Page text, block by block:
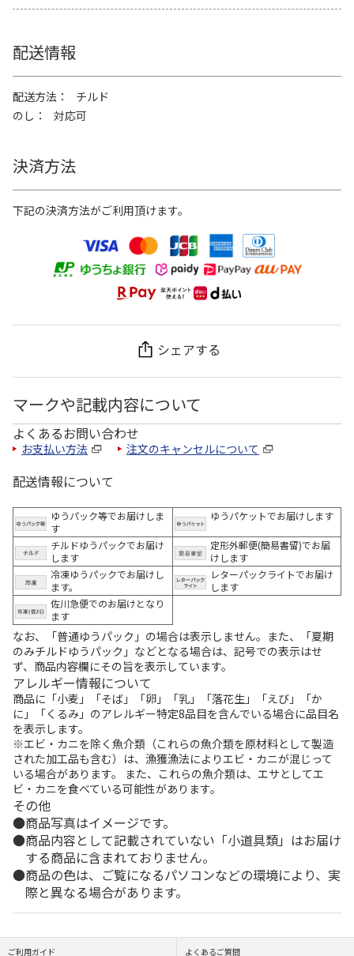
配送情報
配送方法
チルド
のし
対応可
決済方法
下記の決済方法がご利用頂けます。
シェアする
マークや記載内容について
よくあるお問い合わせ
お支払い方法 注文のキャンセルについて
配送情報について
ゆうパック等でお届けしま
す
ゆうパケットでお届けします
チルドゆうパックでお届け
します
定形外郵便(簡易書留)でお届
けします
冷凍ゆうパックでお届けし
ます。
レターパックライトでお届け
します
佐川急便でのお届けとなり
ます
なお、「普通ゆうパック」の場合は表示しません。また、「夏期
のみチルドゆうパック」などとなる場合は、記号での表示はせ
ず、商品内容欄にその旨を表示しています。
アレルギー情報について
商品に「小麦」「そば」「卵」「乳」「落花生」「えび」「か
に」「くるみ」のアレルギー特定8品目を含んでいる場合に品目名
を表示します。
※エビ・カニを除く魚介類（これらの魚介類を原材料として製造
された加工品も含む）は、漁獲漁法によりエビ・カニが混じって
いる場合があります。 また、これらの魚介類は、エサとしてエ
ビ・カニを食べている可能性があります。
その他
商品写真はイメージです。
商品内容として記載されていない「小道具類」はお届け
する商品に含まれておりません。
商品の色は、ご覧になるパソコンなどの環境により、実
際と異なる場合があります。
ご利用ガイド よくあるご質問